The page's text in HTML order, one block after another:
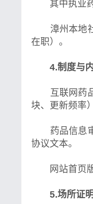
其中执业药
漳州本地社
在职）。
4.制度与内
互联网药品
块、更新频率
药品信息审
协议文本。
网站首页版
5.场所证明